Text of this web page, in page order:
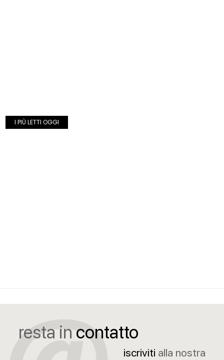
I PIÙ LETTI OGGI
resta in contatto
iscriviti alla nostra